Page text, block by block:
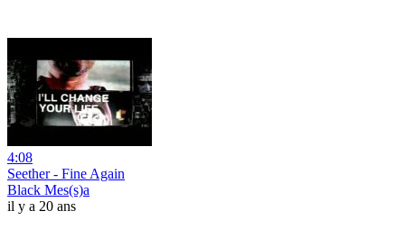
4:08
Seether - Fine Again
Black Mes(s)a
il y a 20 ans